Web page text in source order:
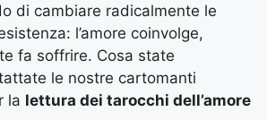
di cambiare radicalmente le
l’amore coinvolge,
fa soffrire. Cosa state
le nostre cartomanti
la lettura dei tarocchi dell’amore